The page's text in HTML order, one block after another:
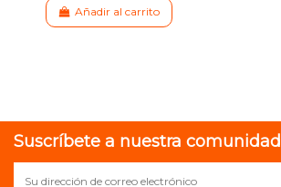
Añadir al carrito
Suscríbete a nuestra comunidad